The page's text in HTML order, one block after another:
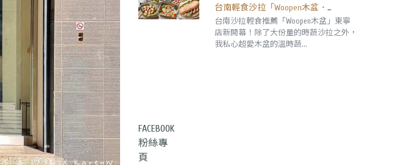
台南輕食沙拉「Woopen木盆．東寧 ToGo門市」超愛溫時蔬,澎湃大份量好飽足！田園沙拉98元帶著走。｜東寧店｜成大外帶|
台南沙拉輕食推薦「Woopen木盆」東寧
店新開幕！除了大份量的時蔬沙拉之外，
我私心超愛木盆的溫時蔬...